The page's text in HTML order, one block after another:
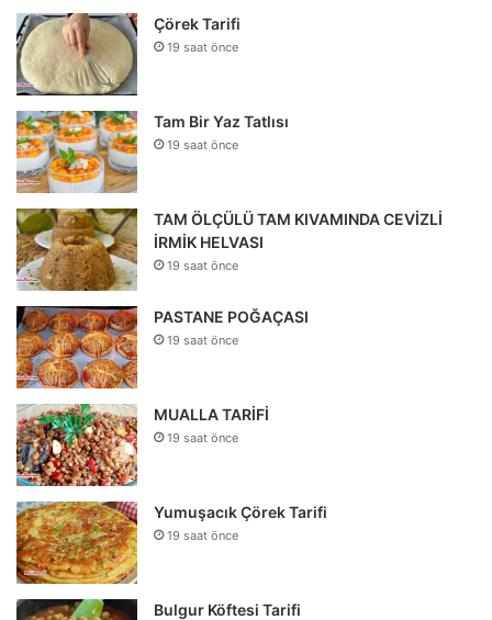
Çörek Tarifi
19 saat önce
Tam Bir Yaz Tatlısı
19 saat önce
TAM ÖLÇÜLÜ TAM KIVAMINDA CEVİZLİ
İRMİK HELVASI
19 saat önce
PASTANE POĞAÇASI
19 saat önce
MUALLA TARİFİ
19 saat önce
Yumuşacık Çörek Tarifi
19 saat önce
Bulgur Köftesi Tarifi